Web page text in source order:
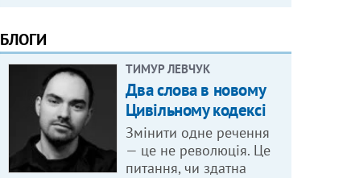
БЛОГИ
ТИМУР ЛЕВЧУК
Два слова в новому
Цивільному кодексі
Змінити одне речення
— це не революція. Це
питання, чи здатна